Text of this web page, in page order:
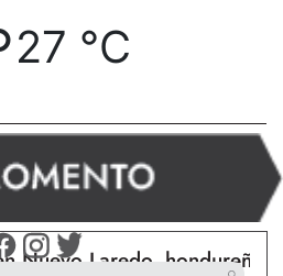
27 °C
Laredo, hondureño muere